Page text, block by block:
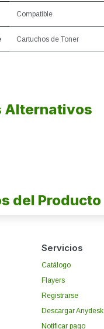
Compatible
Cartuchos de Toner
Alternativos
del Producto
Servicios
Catálogo
Flayers
Registrarse
Descargar Anydesk
Notificar pago